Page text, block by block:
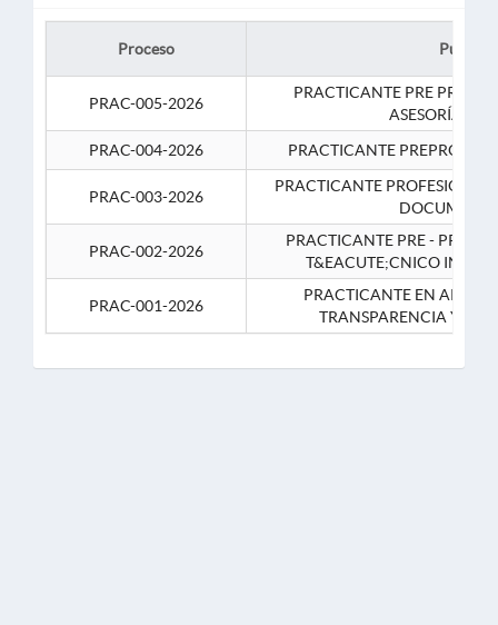
Proceso Puesto
PRAC-005-2026
PRACTICANTE PRE
ASESORÍA
PRAC-004-2026
PRACTICANTE
PRAC-003-2026
PRACTICANTE
PRAC-002-2026
PRACTICANTE PRE -
T&EACUTE;CNICO
PRAC-001-2026
PRACTICANTE EN APOYO
TRANSPARENCIA Y